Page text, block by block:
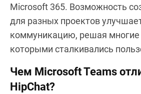
Microsoft 365. Возможность
для разных проектов
коммуникацию, решая
которыми сталкивались
Чем Microsoft Teams
HipChat?